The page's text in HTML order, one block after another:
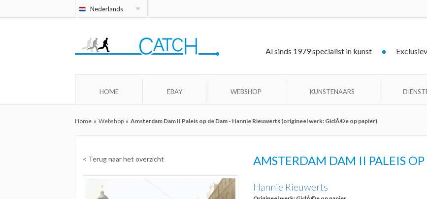
Nederlands
Al sinds 1979 specialist in kunst
HOME EBAY WEBSHOP KUNSTENAARS
Home » Webshop » Amsterdam Dam II Paleis op de Dam - Hannie Rieuwerts (origineel werk: GiclÃ©e op papier)
< Terug naar het overzicht AMSTERDAM DAM II PALEIS
Hannie Rieuwerts